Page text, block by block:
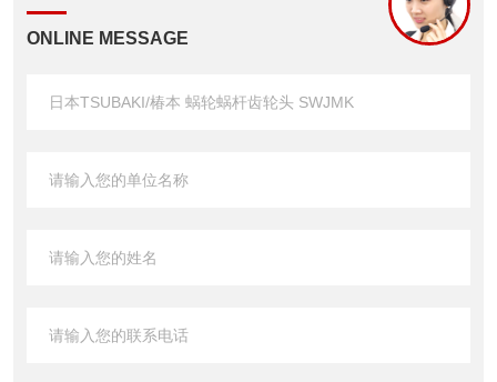
ONLINE MESSAGE